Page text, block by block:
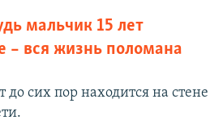
мальчик 15 лет
– вся жизнь поломана
до сих пор находится на стене